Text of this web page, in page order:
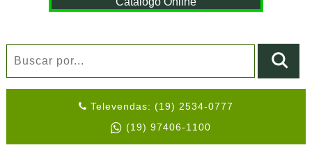
Televendas: (19) 2534-0777
(19) 97406-1100